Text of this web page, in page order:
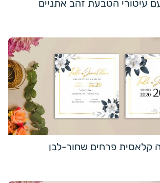
עיטורי הטבעת זהב אתניים
קלאסית פרחים שחור-לבן